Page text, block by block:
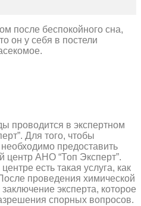
после беспокойного сна,
он у себя в постели
проводится в экспертном
Для того, чтобы
предоставить
центр АНО “Топ Эксперт”.
есть такая услуга, как
проведения химической
эксперта, которое
спорных вопросов.